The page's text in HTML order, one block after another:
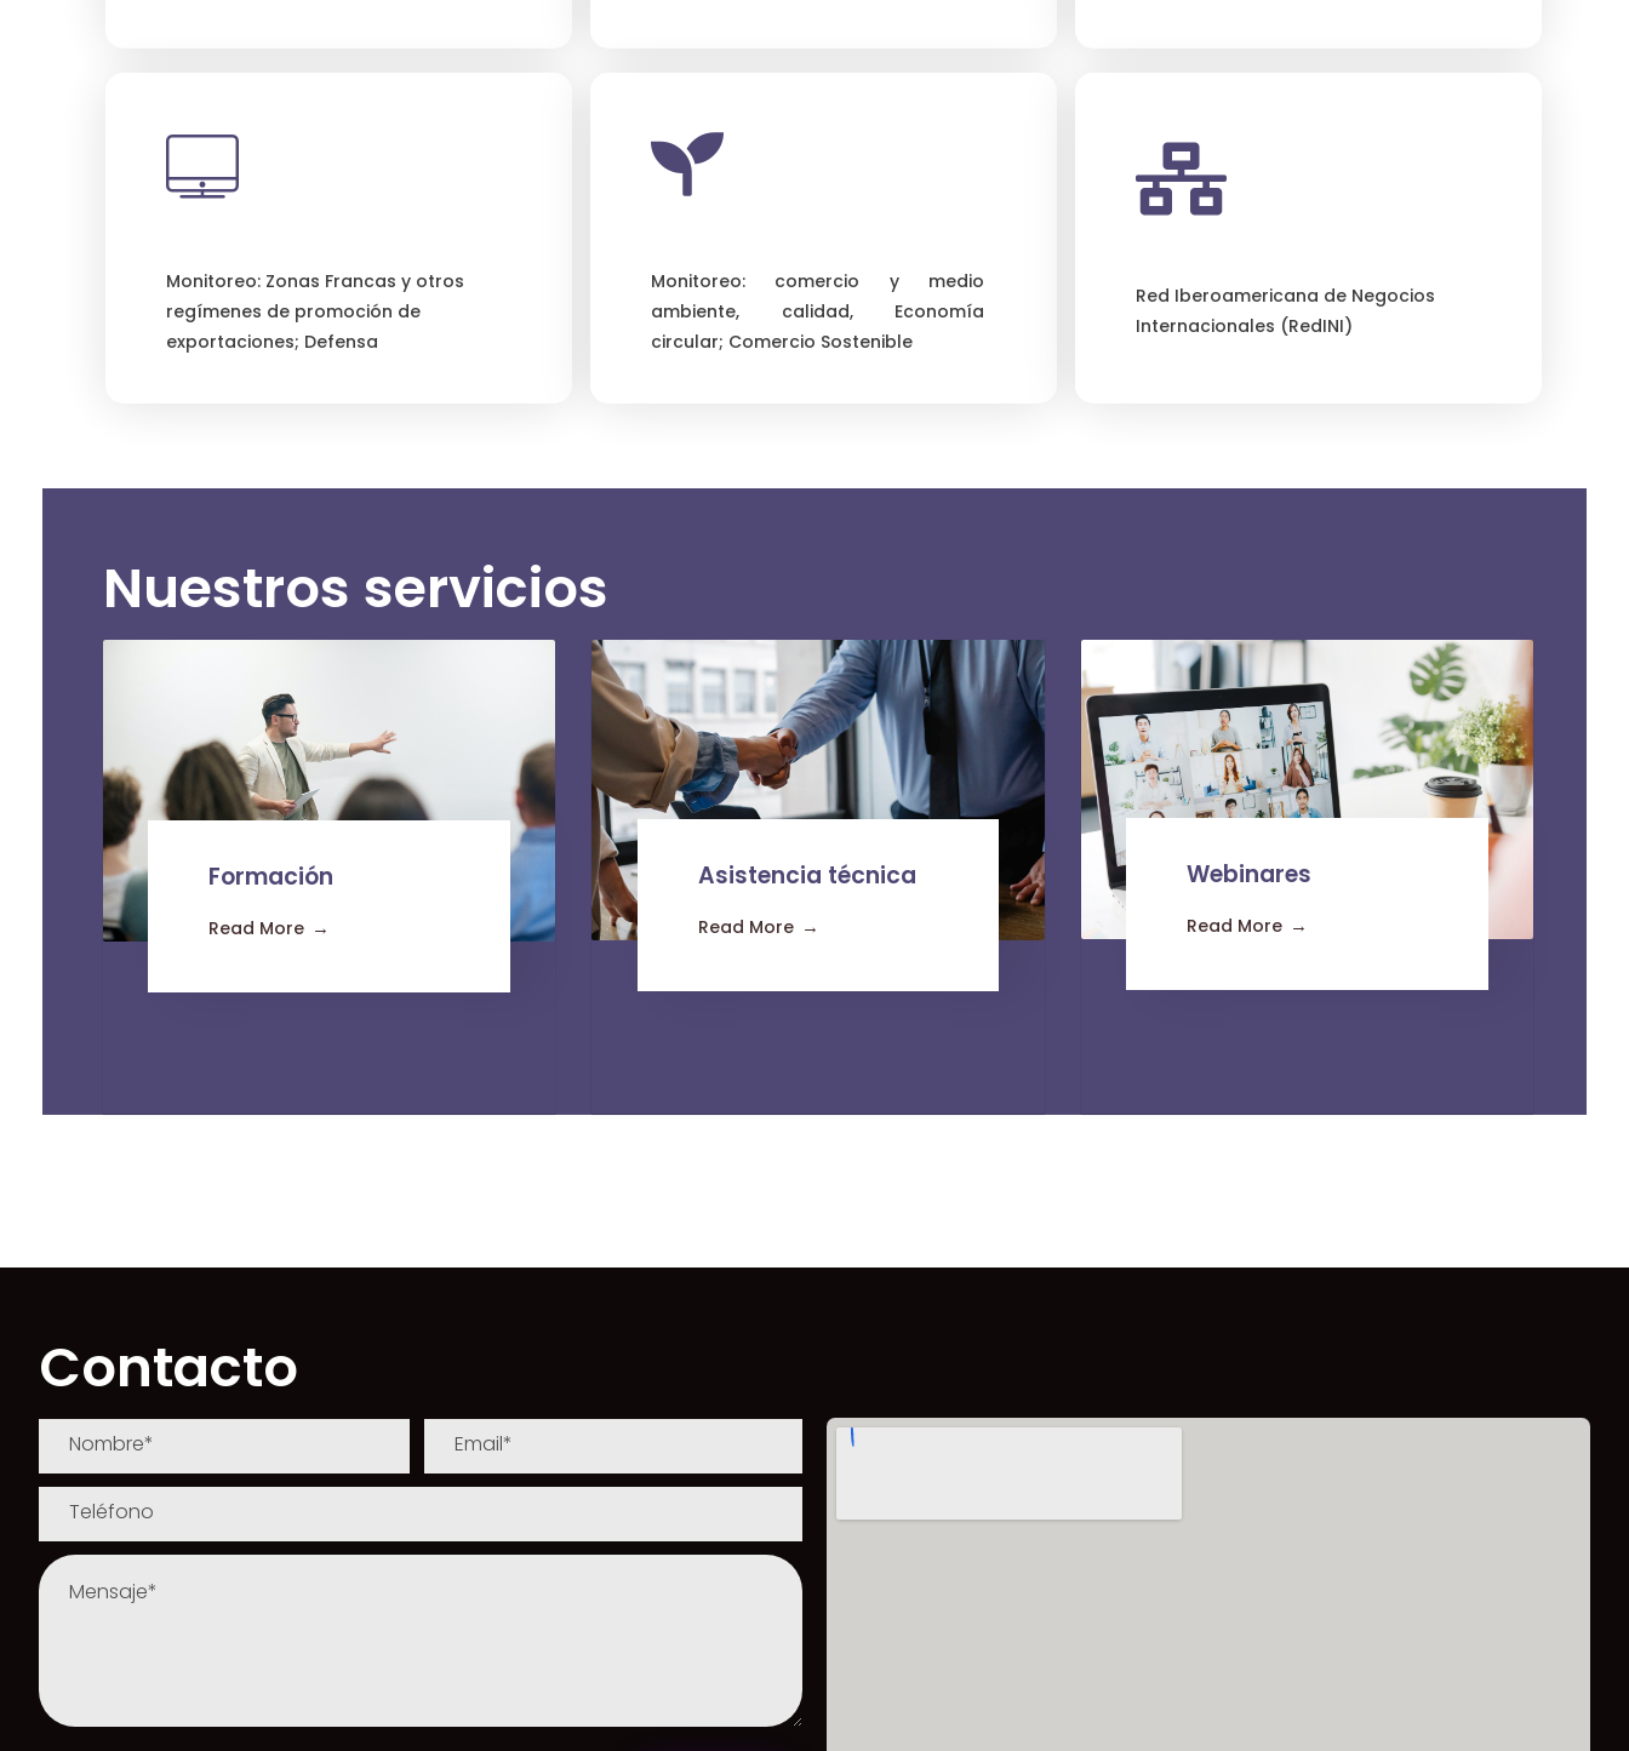
Monitoreo: Zonas Francas y otros
regímenes de promoción de
exportaciones; Defensa
Monitoreo: comercio y medio
ambiente, calidad, Economía
circular; Comercio Sostenible
Red Iberoamericana de Negocios
Internacionales (RedINI)
Nuestros servicios
Formación
Read More
Asistencia técnica
Read More
Webinares
Read More
Contacto